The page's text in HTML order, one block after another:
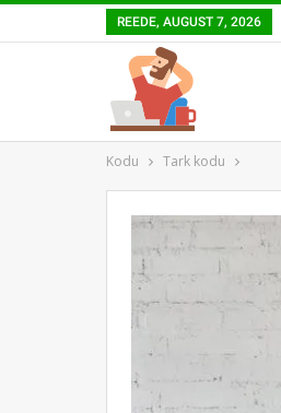
REEDE, AUGUST 7, 2026
Kodu Tark kodu